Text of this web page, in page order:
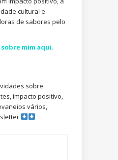
cultural e
de sabores pelo
sobre mim aqui.
sobre
impacto positivo,
vários,